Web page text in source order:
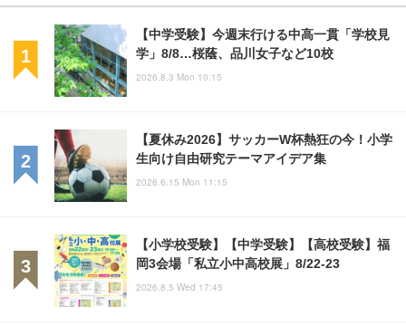
【中学受験】今週末行ける中高一貫「学校見
学」8/8…桜蔭、品川女子など10校
2026.8.3 Mon 10:15
【夏休み2026】サッカーW杯熱狂の今！小学
生向け自由研究テーマアイデア集
2026.6.15 Mon 11:15
【小学校受験】【中学受験】【高校受験】福
岡3会場「私立小中高校展」8/22-23
2026.8.5 Wed 17:45